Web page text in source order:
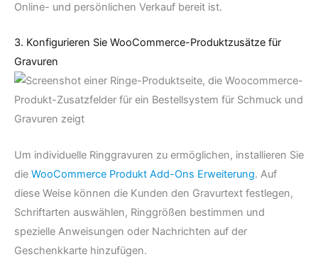
Online- und persönlichen Verkauf bereit ist.
3. Konfigurieren Sie WooCommerce-Produktzusätze für
Gravuren
Um individuelle Ringgravuren zu ermöglichen, installieren Sie
die WooCommerce Produkt Add-Ons Erweiterung. Auf
diese Weise können die Kunden den Gravurtext festlegen,
Schriftarten auswählen, Ringgrößen bestimmen und
spezielle Anweisungen oder Nachrichten auf der
Geschenkkarte hinzufügen.